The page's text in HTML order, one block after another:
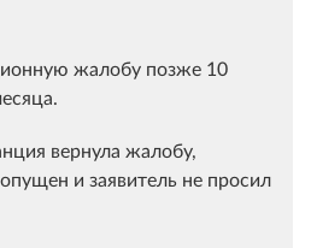
жалобу позже 10
вернула жалобу,
и заявитель не просил